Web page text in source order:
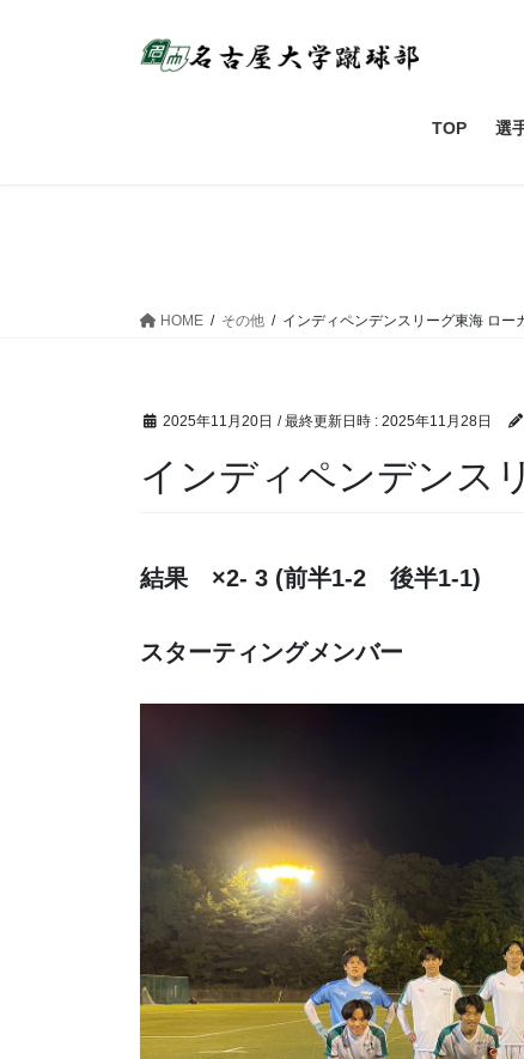
TOP 選
HOME その他 インディペンデンスリーグ東海 ロ
2025年11月20日 / 最終更新日時 : 2025年11月28日
インディペンデンス
結果 ×2- 3 (前半1-2 後半1-1)
スターティングメンバー